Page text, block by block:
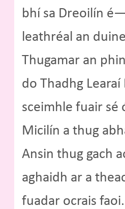
bhí sa Dreoilín
leathréal an
Thugamar an
do Thadhg Learaí
sceimhle fuair sé
Micilín a thug
Ansin thug gach
aghaidh ar a
fuadar ocrais faoi.